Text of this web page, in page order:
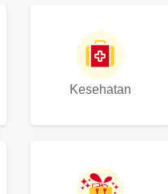
Kesehatan